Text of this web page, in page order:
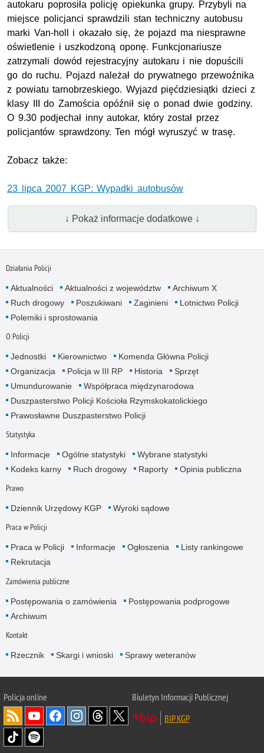
autokaru poprosiła policję opiekunka grupy. Przybyli na
miejsce policjanci sprawdzili stan techniczny autobusu
marki Van-holl i okazało się, że pojazd ma niesprawne
oświetlenie i uszkodzoną oponę. Funkcjonariusze
zatrzymali dowód rejestracyjny autokaru i nie dopuścili
go do ruchu. Pojazd należał do prywatnego przewoźnika
z powiatu tarnobrzeskiego. Wyjazd pięćdziesiątki dzieci z
klasy III do Zamościa opóźnił się o ponad dwie godziny.
O 9.30 podjechał inny autokar, który został przez
policjantów sprawdzony. Ten mógł wyruszyć w trasę.
Zobacz także:
23 lipca 2007 KGP: Wypadki autobusów
↓ Pokaż informacje dodatkowe ↓
Działania Policji
Aktualności Aktualności z województw
Archiwum X
Ruch drogowy
Poszukiwani Zaginieni
Lotnictwo Policji
Polemiki i sprostowania
O Policji
Jednostki Kierownictwo
Komenda Główna Policji
Organizacja
Policja w III RP Historia
Sprzęt
Umundurowanie
Współpraca międzynarodowa
Duszpasterstwo Policji Kościoła Rzymskokatolickiego
Prawosławne Duszpasterstwo Policji
Statystyka
Informacje Ogólne statystyki
Wybrane statystyki
Kodeks karny
Ruch drogowy Raporty Opinia publiczna
Prawo
Dziennik Urzędowy KGP Wyroki sądowe
Praca w Policji
Praca w Policji Informacje Ogłoszenia
Listy rankingowe
Rekrutacja
Zamówienia publiczne
Postępowania o zamówienia
Postępowania podprogowe
Archiwum
Kontakt
Rzecznik Skargi i wnioski Sprawy weteranów
Policjaonline
Biuletyn Informacji Publicznej
BIP KGP